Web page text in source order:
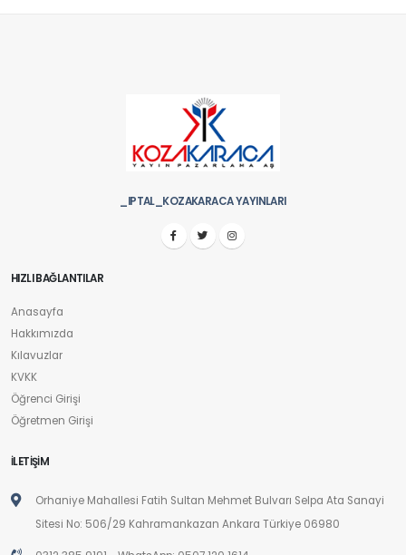
_IPTAL_KOZAKARACA YAYINLARI
HIZLI BAĞLANTILAR
Anasayfa
Hakkımızda
Kılavuzlar
KVKK
Öğrenci Girişi
Öğretmen Girişi
İLETİŞİM
Orhaniye Mahallesi Fatih Sultan Mehmet Bulvarı Selpa Ata Sanayi
Sitesi No: 506/29 Kahramankazan Ankara Türkiye 06980